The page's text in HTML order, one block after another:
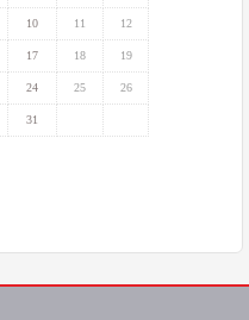
10 11 12
17 18 19
24 25 26
31